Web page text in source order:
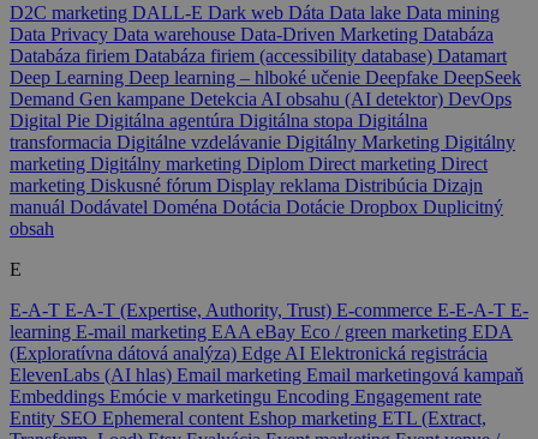
D2C marketing DALL-E Dark web Dáta Data lake Data mining
Data Privacy Data warehouse Data-Driven Marketing Databáza
Databáza firiem Databáza firiem (accessibility database) Datamart
Deep Learning Deep learning – hlboké učenie Deepfake DeepSeek
Demand Gen kampane Detekcia AI obsahu (AI detektor) DevOps
Digital Pie Digitálna agentúra Digitálna stopa Digitálna
transformacia Digitálne vzdelávanie Digitálny Marketing Digitálny
marketing Digitálny marketing Diplom Direct marketing Direct
marketing Diskusné fórum Display reklama Distribúcia Dizajn
manuál Dodávatel Doména Dotácia Dotácie Dropbox Duplicitný
obsah
E
E-A-T E-A-T (Expertise, Authority, Trust) E-commerce E-E-A-T E-
learning E-mail marketing EAA eBay Eco / green marketing EDA
(Exploratívna dátová analýza) Edge AI Elektronická registrácia
ElevenLabs (AI hlas) Email marketing Email marketingová kampaň
Embeddings Emócie v marketingu Encoding Engagement rate
Entity SEO Ephemeral content Eshop marketing ETL (Extract,